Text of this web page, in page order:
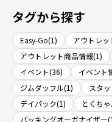
タグから探す
Easy-Go(1)
アウトレ
アウトレット商品情報(1)
イベント(36)
イベント
ジムダッフル(1)
スタ
デイパック(1)
とくち
パッキングオーガナイザー